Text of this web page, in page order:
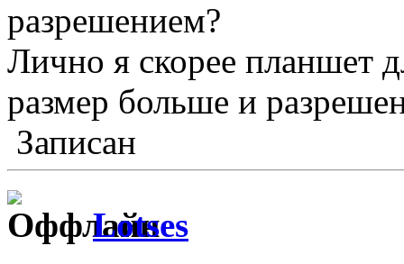
разрешением?
Лично я скорее планшет
размер больше и
Записан
Lotses